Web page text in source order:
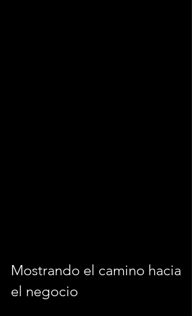
Mostrando el camino hacia
el negocio